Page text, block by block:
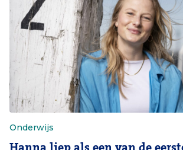
Onderwijs